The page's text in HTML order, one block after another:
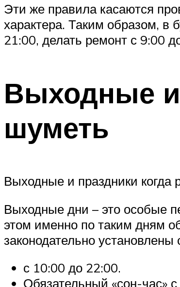
Эти же правила касаются
характера. Таким образом,
21:00, делать ремонт с 9:00
Выходные и
шуметь
Выходные и праздники когда
Выходные дни – это особые
этом именно по таким дням
законодательно
с 10:00 до 22:00.
Обязательный «сон-час»